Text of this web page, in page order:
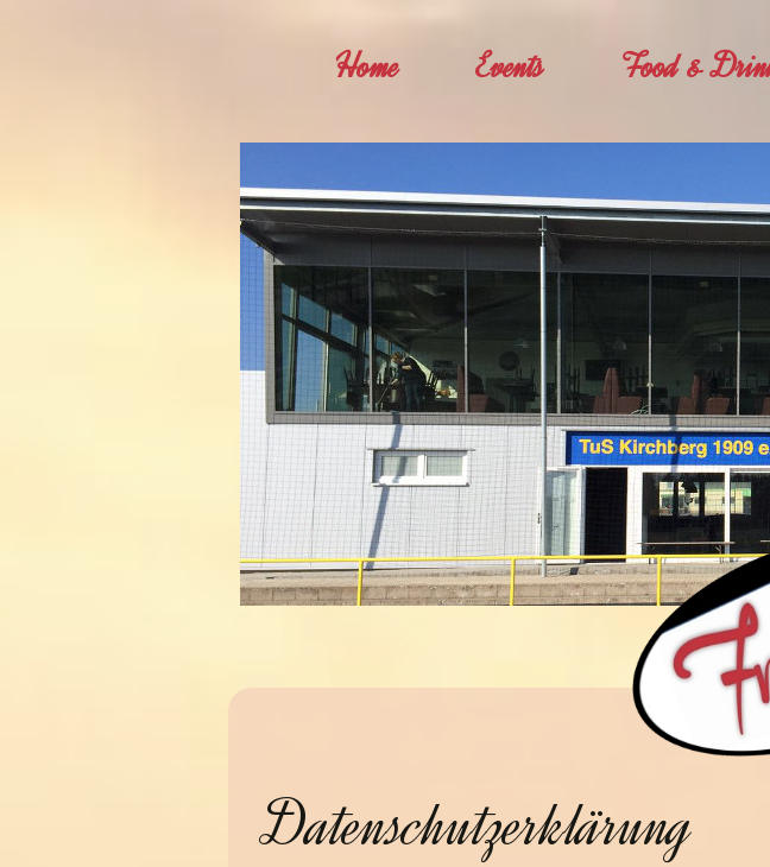
Home Events Food &
Datenschutzerklärung